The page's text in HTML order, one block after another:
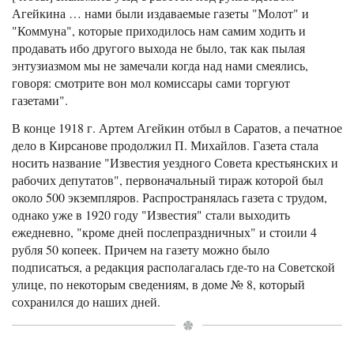
Агейкина … нами были издаваемые газеты "Молот" и
"Коммуна", которые приходилось нам самим ходить и
продавать ибо другого выхода не было, так как пылая
энтузиазмом мы не замечали когда над нами смеялись,
говоря: смотрите вон мол комиссары сами торгуют
газетами".
В конце 1918 г. Артем Агейкин отбыл в Саратов, а печатное
дело в Кирсанове продолжил П. Михайлов. Газета стала
носить название "Известия уездного Совета крестьянских и
рабочих депутатов", первоначальный тираж которой был
около 500 экземпляров. Распространялась газета с трудом,
однако уже в 1920 году "Известия" стали выходить
ежедневно, "кроме дней послепраздничных" и стоили 4
рубля 50 копеек. Причем на газету можно было
подписаться, а редакция располагалась где-то на Советской
улице, по некоторым сведениям, в доме № 8, который
сохранился до наших дней.